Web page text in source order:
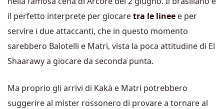
il perfetto interprete per giocaretra le linee e per
servire i due attaccanti, che in questo momento
sarebbero Balotelli e Matri, vista la poca attitudine di El
Shaarawy a giocare da seconda punta.
Ma proprio gli arrivi di Kakà e Matri potrebbero
suggerire al mister rossonero di provare a tornare al